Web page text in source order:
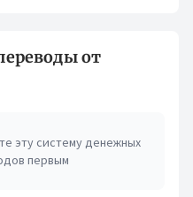
от
эту систему денежных
первым